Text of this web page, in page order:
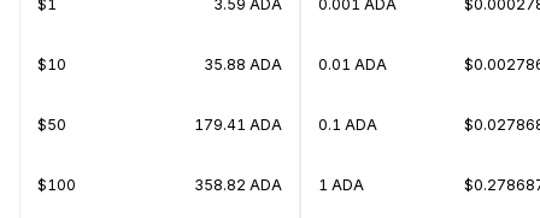
$1 3.59 ADA
$10 35.88 ADA
$50 179.41 ADA
$100 358.82 ADA
0.001 ADA
0.01 ADA
0.1 ADA
1 ADA